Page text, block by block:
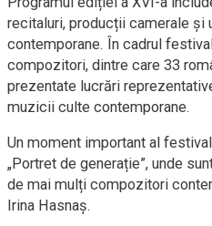
recitaluri, producții camerale
contemporane. În cadrul
compozitori, dintre care 33
prezentate lucrări
muzicii culte contemporane.
Un moment important al
„Portret de generație”, unde
de mai mulți compozitori
Irina Hasnaș.